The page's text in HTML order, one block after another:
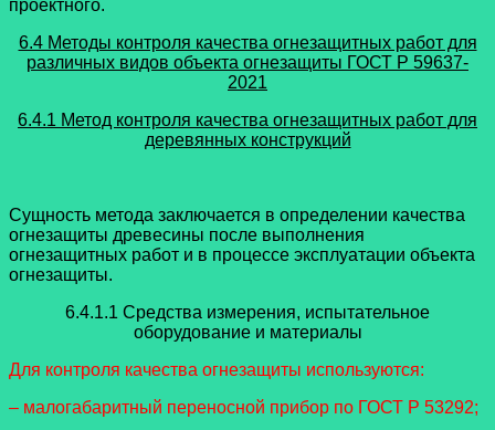
проектного.
6.4 Методы контроля качества огнезащитных работ для
различных видов объекта огнезащиты ГОСТ Р 59637-
2021
6.4.1 Метод контроля качества огнезащитных работ для
деревянных конструкций
Сущность метода заключается в определении качества
огнезащиты древесины после выполнения
огнезащитных работ и в процессе эксплуатации объекта
огнезащиты.
6.4.1.1 Средства измерения, испытательное
оборудование и материалы
Для контроля качества огнезащиты используются:
– малогабаритный переносной прибор по ГОСТ Р 53292;